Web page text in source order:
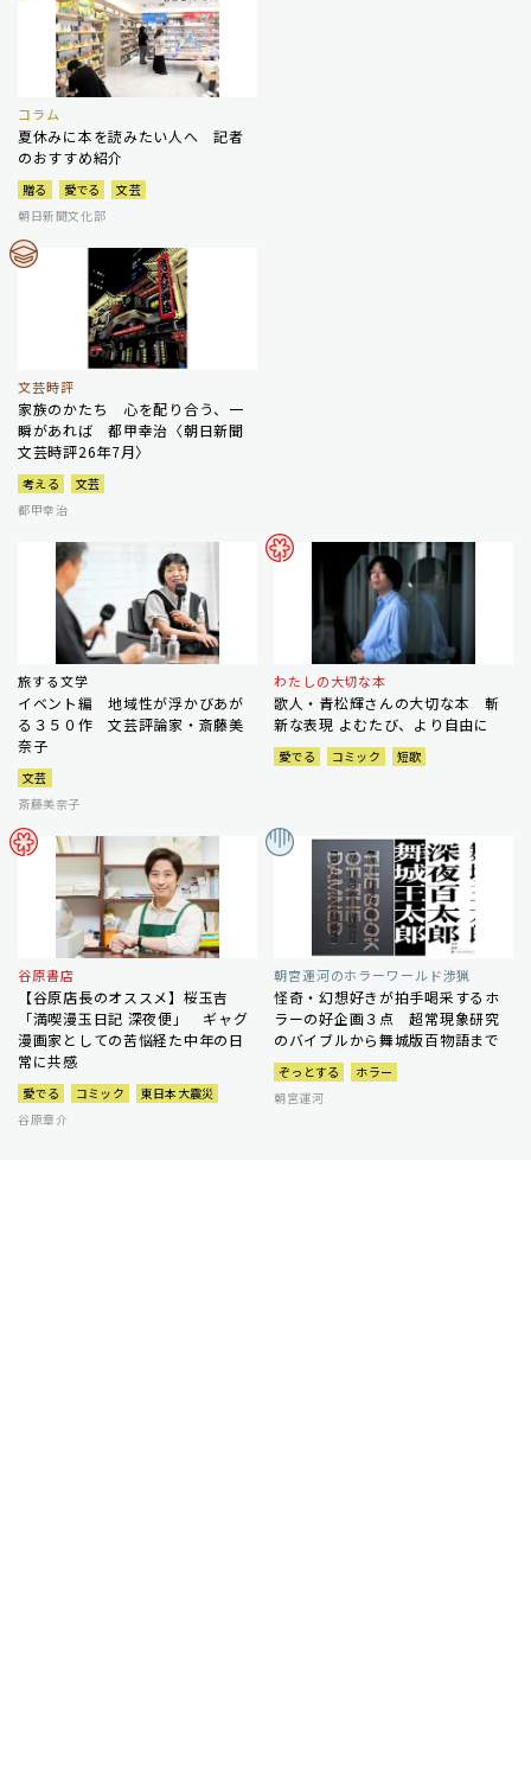
コラム
夏休みに本を読みたい人へ 記者
のおすすめ紹介
贈る 愛でる
文芸
朝日新聞文化部
文芸時評
家族のかたち 心を配り合う、一
瞬があれば 都甲幸治〈朝日新聞
文芸時評26年7月〉
考える
文芸
都甲幸治
旅する文学
イベント編 地域性が浮かびあが
る３５０作 文芸評論家・斎藤美
奈子
文芸
斎藤美奈子
わたしの大切な本
歌人・青松輝さんの大切な本 斬
新な表現 よむたび、より自由に
愛でる コミック 短歌
谷原書店
【谷原店長のオススメ】桜玉吉
「満喫漫玉日記 深夜便」 ギャグ
漫画家としての苦悩経た中年の日
常に共感
愛でる コミック
東日本大震災
谷原章介
朝宮運河のホラーワールド渉猟
怪奇・幻想好きが拍手喝采するホ
ラーの好企画３点 超常現象研究
のバイブルから舞城版百物語まで
ぞっとする
ホラー
朝宮運河